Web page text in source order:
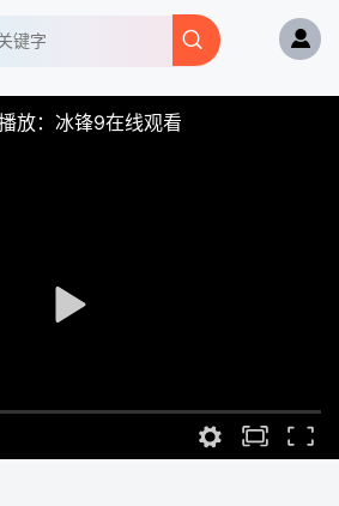
放：冰锋9在线观看